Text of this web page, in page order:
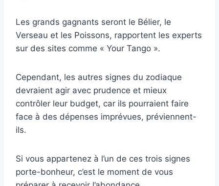
Les grands gagnants seront le Bélier, le
Verseau et les Poissons, rapportent les experts
sur des sites comme « Your Tango ».
Cependant, les autres signes du zodiaque
devraient agir avec prudence et mieux
contrôler leur budget, car ils pourraient faire
face à des dépenses imprévues, préviennent-
ils.
Si vous appartenez à l’un de ces trois signes
porte-bonheur, c’est le moment de vous